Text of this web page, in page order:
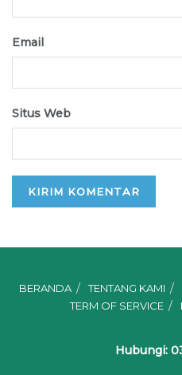
Email
Situs Web
BERANDA TENTANG KAMI
TERM OF SERVICE
Hubungi: